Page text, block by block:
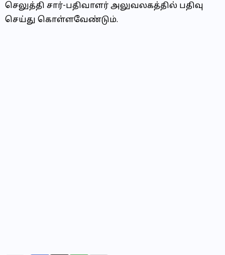
செலுத்தி சார்-பதிவாளர் அலுவலகத்தில் பதிவு
செய்து கொள்ளவேண்டும்.